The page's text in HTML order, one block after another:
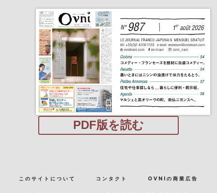
PDF版を読む
このサイトについて コンタクト OVNIの商業広告